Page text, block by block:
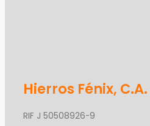
Hierros Fénix, C.A.
RIF J 50508926-9